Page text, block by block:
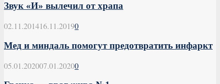
Звук «И» вылечил от храпа
02.11.201416.11.20190
Мед и миндаль помогут предотвратить инфаркт
05.01.202007.01.20200